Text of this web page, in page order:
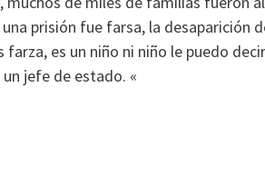
prisión fue farsa, la desaparición
es un niño ni niño le puedo decir
jefe de estado. «